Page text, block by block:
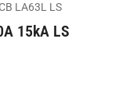
LA63L LS
15kA LS